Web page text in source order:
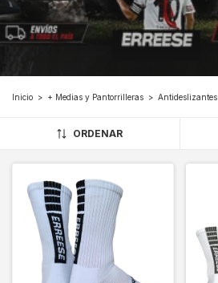
Inicio > + Medias y Pantorrilleras > Antideslizantes
ORDENAR